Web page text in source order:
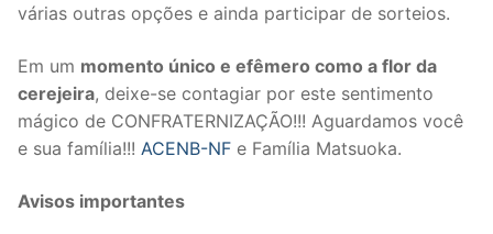
várias outras opções e ainda participar de sorteios.
Em um momento único e efêmero como a flor da
cerejeira, deixe-se contagiar por este sentimento
mágico de CONFRATERNIZAÇÃO!!! Aguardamos você
e sua família!!! ACENB-NF e Família Matsuoka.
Avisos importantes